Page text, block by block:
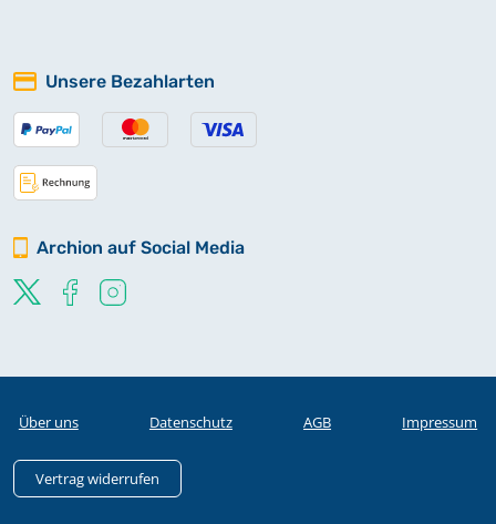
Unsere Bezahlarten
Archion auf Social Media
Über uns Datenschutz AGB Impressum
Vertrag widerrufen